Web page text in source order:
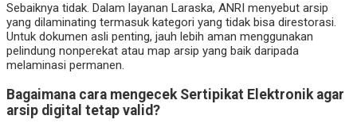
Sebaiknya tidak. Dalam layanan Laraska, ANRI menyebut arsip
yang dilaminating termasuk kategori yang tidak bisa direstorasi.
Untuk dokumen asli penting, jauh lebih aman menggunakan
pelindung nonperekat atau map arsip yang baik daripada
melaminasi permanen.
Bagaimana cara mengecek Sertipikat Elektronik agar
arsip digital tetap valid?